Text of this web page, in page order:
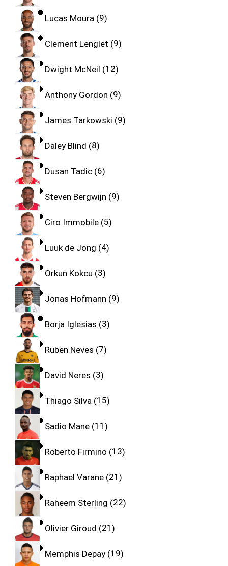
Lucas Moura 9
Clement Lenglet 9
Dwight McNeil 12
Anthony Gordon 9
James Tarkowski 9
Daley Blind 8
Dusan Tadic 6
Steven Bergwijn 9
Ciro Immobile 5
Luuk de Jong 4
Orkun Kokcu 3
Jonas Hofmann 9
Borja Iglesias 3
Ruben Neves 7
David Neres 3
Thiago Silva 15
Sadio Mane 11
Roberto Firmino 13
Raphael Varane 21
Raheem Sterling 22
Olivier Giroud 21
Memphis Depay 19